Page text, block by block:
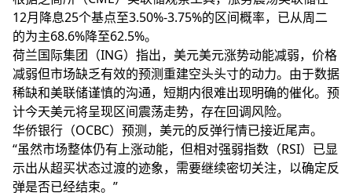
12月降息25个基点至3.50%-3.75%的区间概率，已从周二
的为主68.6%降至62.5%。
荷兰国际集团（ING）指出，美元美元涨势动能减弱，价格
减弱但市场缺乏有效的预测重建空头头寸的动力。由于数据
稀缺和美联储谨慎的沟通，短期内很难出现明确的催化。预
计今天美元将呈现区间震荡走势，存在回调风险。
华侨银行（OCBC）预测，美元的反弹行情已接近尾声。
“虽然市场整体仍有上涨动能，但相对强弱指数（RSI）已显
示出从超买状态过渡的迹象，需要继续密切关注，以确定反
弹是否已经结束。”